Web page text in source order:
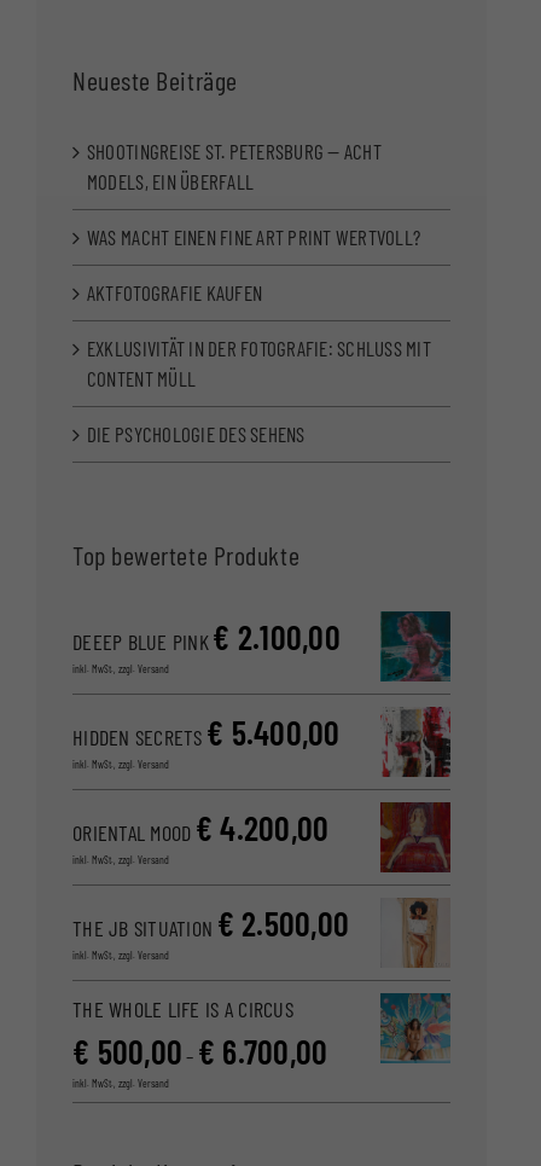
Neueste Beiträge
SHOOTINGREISE ST. PETERSBURG — ACHT
MODELS, EIN ÜBERFALL
WAS MACHT EINEN FINE ART PRINT WERTVOLL?
AKTFOTOGRAFIE KAUFEN
EXKLUSIVITÄT IN DER FOTOGRAFIE: SCHLUSS MIT
CONTENT MÜLL
DIE PSYCHOLOGIE DES SEHENS
Top bewertete Produkte
DEEEP BLUE PINK€ 2.100,00
inkl. MwSt., zzgl. Versand
HIDDEN SECRETS € 5.400,00
inkl. MwSt., zzgl. Versand
ORIENTAL MOOD € 4.200,00
inkl. MwSt., zzgl. Versand
THE JB SITUATION € 2.500,00
inkl. MwSt., zzgl. Versand
THE WHOLE LIFE IS A CIRCUS
€ 500,00 – € 6.700,00
inkl. MwSt., zzgl. Versand